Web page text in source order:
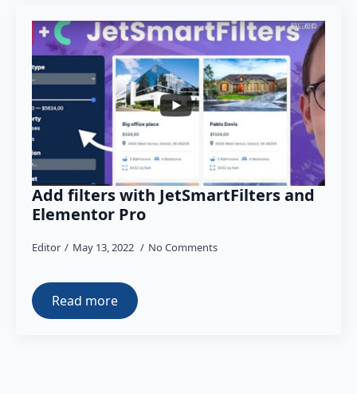
Add filters with JetSmartFilters and
Elementor Pro
Editor May 13, 2022 No Comments
Read more